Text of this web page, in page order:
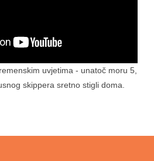
uvjetima - unatoč moru 5,
skippera sretno stigli doma.